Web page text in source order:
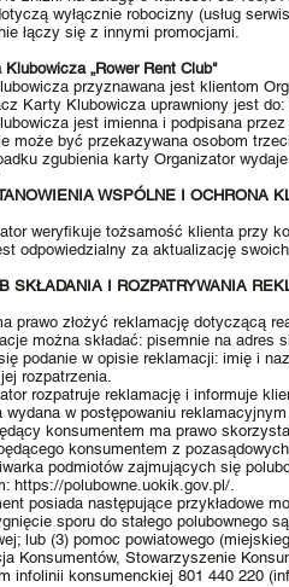
wyłącznie robocizny (usług
łączy się z innymi promocjami.
Klubowicza „Rower Rent Club"
przyznawana jest klientom
Karty Klubowicza uprawniony jest
jest imienna i podpisana
może być przekazywana osobom
zgubienia karty Organizator
WSPÓLNE I OCHRONA
weryfikuje tożsamość klienta przy
odpowiedzialny za aktualizację
SKŁADANIA I ROZPATRYWANIA
prawo złożyć reklamację dotyczącą
można składać: pisemnie na adres
podanie w opisie reklamacji: imię i
rozpatrzenia.
rozpatruje reklamację i informuje
wydana w postępowaniu
konsumentem ma prawo
konsumentem z
podmiotów zajmujących się
https://polubowne.uokik.gov.pl/.
posiada następujące przykładowe
sporu do stałego polubownego
lub (3) pomoc powiatowego
Konsumentów, Stowarzyszenie
infolinii konsumenckiej 801 440 220